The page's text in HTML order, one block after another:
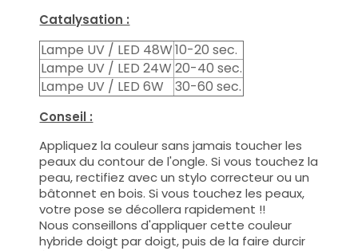
Catalysation :
Lampe UV / LED 48W10-20 sec.
Lampe UV / LED 24W 20-40 sec.
Lampe UV / LED 6W
30-60 sec.
Conseil :
Appliquez la couleur sans jamais toucher les
peaux du contour de l'ongle. Si vous touchez la
peau, rectifiez avec un stylo correcteur ou un
bâtonnet en bois. Si vous touchez les peaux,
votre pose se décollera rapidement !!
Nous conseillons d'appliquer cette couleur
hybride doigt par doigt, puis de la faire durcir